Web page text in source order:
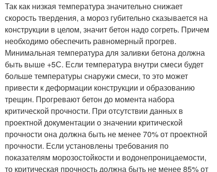
Так как низкая температура значительно снижает
скорость твердения, а мороз губительно сказывается на
конструкции в целом, значит бетон надо согреть. Причем
необходимо обеспечить равномерный прогрев.
Минимальная температура для заливки бетона должна
быть выше +5С. Если температура внутри смеси будет
больше температуры снаружи смеси, то это может
привести к деформации конструкции и образованию
трещин. Прогревают бетон до момента набора
критической прочности. При отсутствии данных в
проектной документации о значении критической
прочности она должна быть не менее 70% от проектной
прочности. Если установлены требования по
показателям морозостойкости и водонепроницаемости,
то критическая прочность должна быть не менее 85% от